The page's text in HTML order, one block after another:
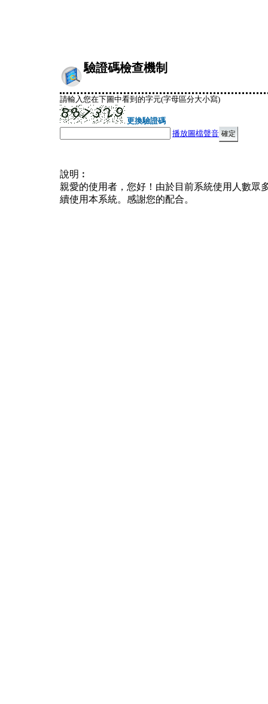
驗證碼檢查機制
請輸入您在下圖中看到的字元(字母區分大小寫)
更換驗證碼
播放圖檔聲音
說明︰
親愛的使用者，您好！由於目前系統使用人數眾
續使用本系統。感謝您的配合。